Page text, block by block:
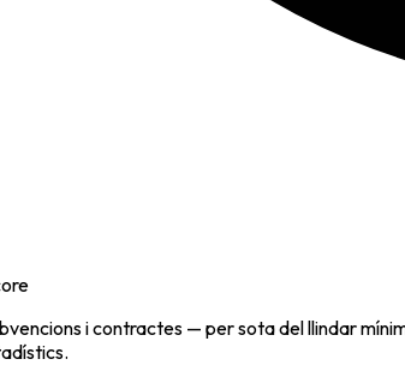
i contractes — per sota del llindar